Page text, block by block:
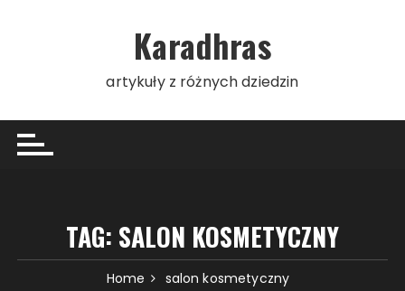
Karadhras
artykuły z różnych dziedzin
TAG: SALON KOSMETYCZNY
Home salon kosmetyczny